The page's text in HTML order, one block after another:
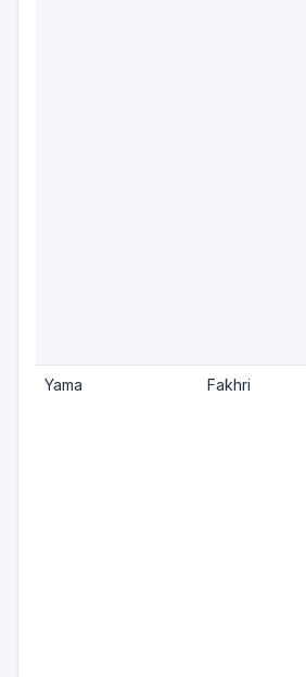
Yama Fakhri